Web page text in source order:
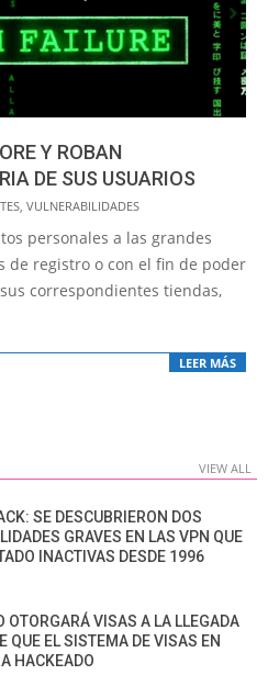
Y ROBAN
DE SUS USUARIOS
, VULNERABILIDADES
personales a las grandes
de registro o con el fin de poder
correspondientes tiendas,
LEER MÁS
VIEW ALL
SE DESCUBRIERON DOS
GRAVES EN LAS VPN QUE
INACTIVAS DESDE 1996
OTORGARÁ VISAS A LA LLEGADA
QUE EL SISTEMA DE VISAS EN
HACKEADO